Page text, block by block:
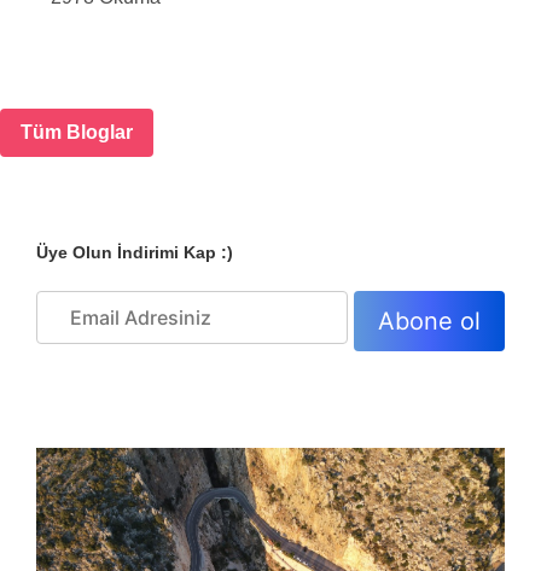
Tüm Bloglar
Üye Olun İndirimi Kap :)
Abone ol